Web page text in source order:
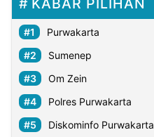
KABAR PILIHAN
Purwakarta
Sumenep
Om Zein
Polres Purwakarta
Diskominfo Purwakarta